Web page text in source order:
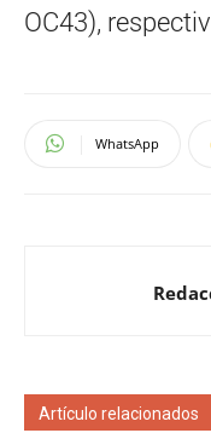
OC43),
WhatsApp
Artículo relacionados